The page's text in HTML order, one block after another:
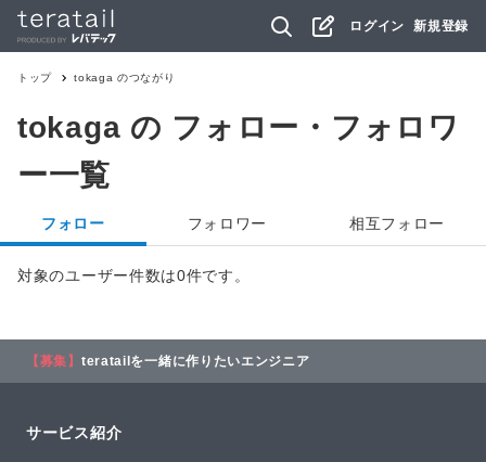
ログイン 新規登録
トップ tokaga のつながり
tokaga の フォロー・フォロワ
ー一覧
フォロー フォロワー 相互フォロー
対象のユーザー件数は0件です。
【募集】 teratailを一緒に作りたいエンジニア
サービス紹介